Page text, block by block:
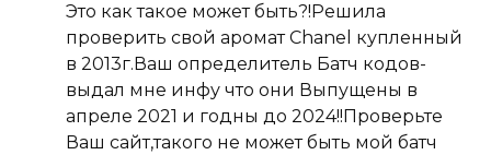
Это как такое может быть?!Решила
проверить свой аромат Chanel купленный
в 2013г.Ваш определитель Батч кодов-
выдал мне инфу что они Выпущены в
апреле 2021 и годны до 2024!!Проверьте
Ваш сайт,такого не может быть мой батч